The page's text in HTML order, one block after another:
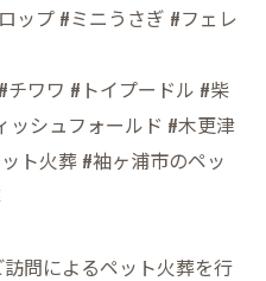
ップ #ミニうさぎ #フェレ
ワワ #トイプードル #柴
ッシュフォールド #木更津
ト火葬 #袖ヶ浦市のペッ
問によるペット火葬を行